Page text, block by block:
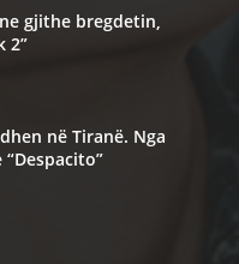
gjithe bregdetin,
2”
në Tiranë. Nga
“Despacito”